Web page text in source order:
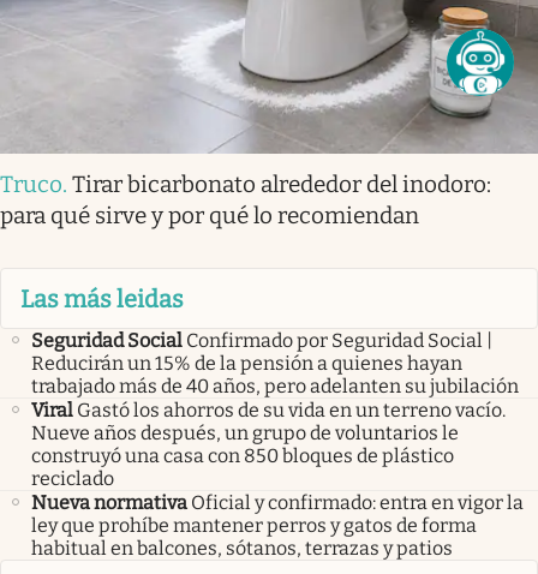
Truco. Tirar bicarbonato alrededor del inodoro:
para qué sirve y por qué lo recomiendan
Las más leidas
Seguridad Social Confirmado por Seguridad Social |
Reducirán un 15% de la pensión a quienes hayan
trabajado más de 40 años, pero adelanten su jubilación
Viral Gastó los ahorros de su vida en un terreno vacío.
Nueve años después, un grupo de voluntarios le
construyó una casa con 850 bloques de plástico
reciclado
Nueva normativa Oficial y confirmado: entra en vigor la
ley que prohíbe mantener perros y gatos de forma
habitual en balcones, sótanos, terrazas y patios